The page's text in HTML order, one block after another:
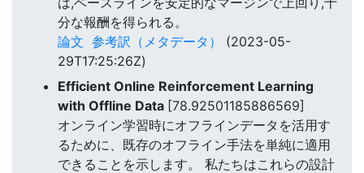
分な報酬を得られる。
論文 参考訳（メタデータ）
(2023-05-
29T17:25:26Z)
Efficient Online Reinforcement Learning
with Offline Data [78.92501185886569]
オンライン学習時にオフラインデータを活用す
るために、既存のオフライン手法を単純に適用
できることを示します。 私たちはこれらの設計